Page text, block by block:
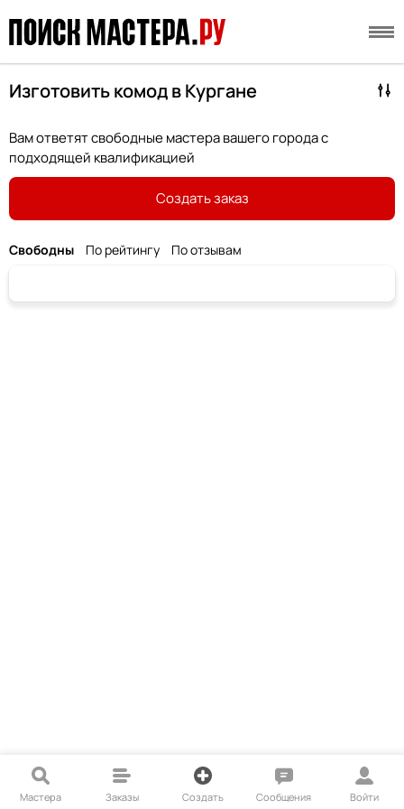
Изготовить комод в Кургане
Вам ответят свободные мастера вашего города с
подходящей квалификацией
Создать заказ
Свободны По рейтингу По отзывам
Мастера Заказы Создать Сообщения Войти